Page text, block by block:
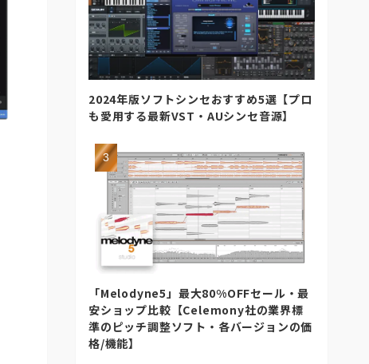
2024年版ソフトシンセおすすめ5選【プロ
も愛用する最新VST・AUシンセ音源】
「Melodyne5」最大80%OFFセール・最
安ショップ比較【Celemony社の業界標
準のピッチ調整ソフト・各バージョンの価
格/機能】